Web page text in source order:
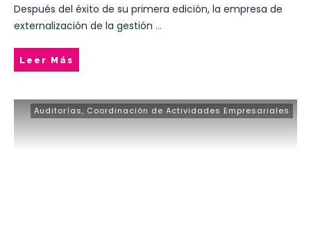
Después del éxito de su primera edición, la empresa de
externalización de la gestión ...
Leer Más
Auditorías, Coordinación de Actividades Empresariales